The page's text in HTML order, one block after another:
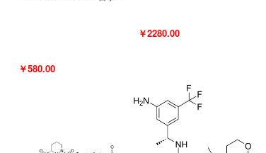
￥580.00
￥2280.00